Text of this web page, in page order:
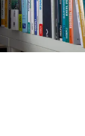
POR
ARA
DUT